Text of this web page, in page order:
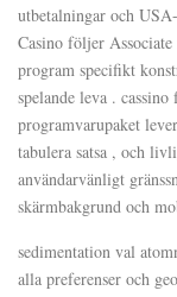
utbetalningar och
Casino följer
program specifikt
spelande leva .
programvarupaket
tabulera satsa , och
användarvänligt
skärmbakgrund och
sedimentation val
alla preferenser och